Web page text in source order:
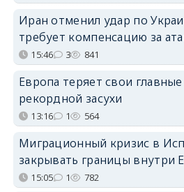
Иран отменил удар по
требует компенсацию за
15:46 3 841
Европа теряет свои
рекордной засухи
13:16 1 564
Миграционный кризис в
закрывать границы внутри
15:05 1 782